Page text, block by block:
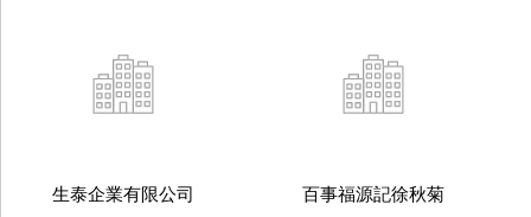
生泰企業有限公司 百事福源記徐秋菊